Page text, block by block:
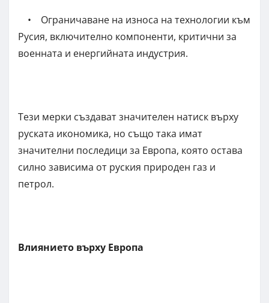
• Ограничаване на износа на технологии към
Русия, включително компоненти, критични за
военната и енергийната индустрия.
Тези мерки създават значителен натиск върху
руската икономика, но също така имат
значителни последици за Европа, която остава
силно зависима от руския природен газ и
петрол.
Влиянието върху Европа